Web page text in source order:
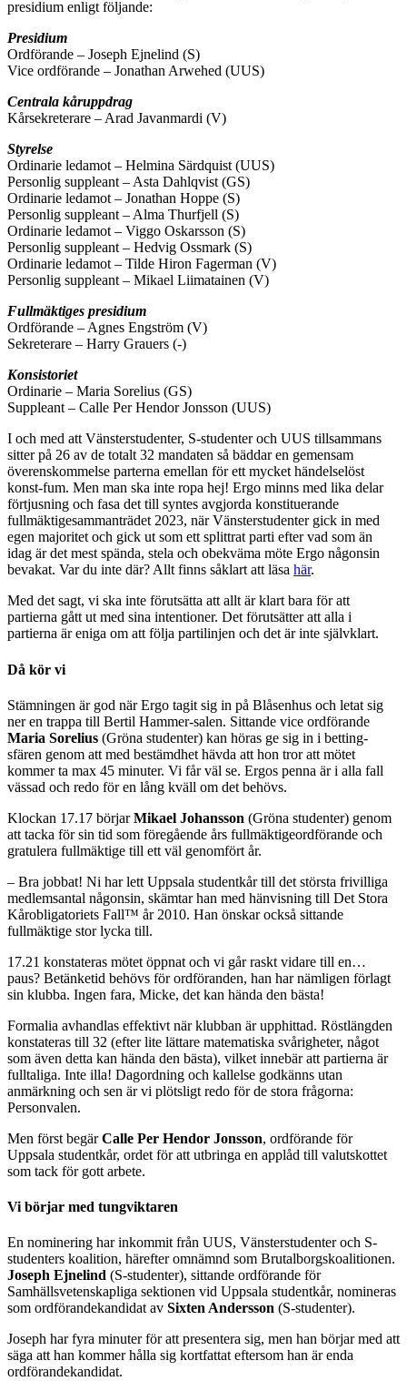
presidium enligt följande:
Presidium
Ordförande – Joseph Ejnelind (S)
Vice ordförande – Jonathan Arwehed (UUS)
Centrala kåruppdrag
Kårsekreterare – Arad Javanmardi (V)
Styrelse
Ordinarie ledamot – Helmina Särdquist (UUS)
Personlig suppleant – Asta Dahlqvist (GS)
Ordinarie ledamot – Jonathan Hoppe (S)
Personlig suppleant – Alma Thurfjell (S)
Ordinarie ledamot – Viggo Oskarsson (S)
Personlig suppleant – Hedvig Ossmark (S)
Ordinarie ledamot – Tilde Hiron Fagerman (V)
Personlig suppleant – Mikael Liimatainen (V)
Fullmäktiges presidium
Ordförande – Agnes Engström (V)
Sekreterare – Harry Grauers (-)
Konsistoriet
Ordinarie – Maria Sorelius (GS)
Suppleant – Calle Per Hendor Jonsson (UUS)
I och med att Vänsterstudenter, S-studenter och UUS tillsammans
sitter på 26 av de totalt 32 mandaten så bäddar en gemensam
överenskommelse parterna emellan för ett mycket händelselöst
konst-fum. Men man ska inte ropa hej! Ergo minns med lika delar
förtjusning och fasa det till syntes avgjorda konstituerande
fullmäktigesammanträdet 2023, när Vänsterstudenter gick in med
egen majoritet och gick ut som ett splittrat parti efter vad som än
idag är det mest spända, stela och obekväma möte Ergo någonsin
bevakat. Var du inte där? Allt finns såklart att läsa här.
Med det sagt, vi ska inte förutsätta att allt är klart bara för att
partierna gått ut med sina intentioner. Det förutsätter att alla i
partierna är eniga om att följa partilinjen och det är inte självklart.
Då kör vi
Stämningen är god när Ergo tagit sig in på Blåsenhus och letat sig
ner en trappa till Bertil Hammer-salen. Sittande vice ordförande
Maria Sorelius (Gröna studenter) kan höras ge sig in i betting-
sfären genom att med bestämdhet hävda att hon tror att mötet
kommer ta max 45 minuter. Vi får väl se. Ergos penna är i alla fall
vässad och redo för en lång kväll om det behövs.
Klockan 17.17 börjarMikael Johansson (Gröna studenter) genom
att tacka för sin tid som föregående års fullmäktigeordförande och
gratulera fullmäktige till ett väl genomfört år.
– Bra jobbat! Ni har lett Uppsala studentkår till det största frivilliga
medlemsantal någonsin, skämtar han med hänvisning till Det Stora
Kårobligatoriets Fall™ år 2010. Han önskar också sittande
fullmäktige stor lycka till.
17.21 konstateras mötet öppnat och vi går raskt vidare till en…
paus? Betänketid behövs för ordföranden, han har nämligen förlagt
sin klubba. Ingen fara, Micke, det kan hända den bästa!
Formalia avhandlas effektivt när klubban är upphittad. Röstlängden
konstateras till 32 (efter lite lättare matematiska svårigheter, något
som även detta kan hända den bästa), vilket innebär att partierna är
fulltaliga. Inte illa! Dagordning och kallelse godkänns utan
anmärkning och sen är vi plötsligt redo för de stora frågorna:
Personvalen.
Men först begärCalle Per Hendor Jonsson, ordförande för
Uppsala studentkår, ordet för att utbringa en applåd till valutskottet
som tack för gott arbete.
Vi börjar med tungviktaren
En nominering har inkommit från UUS, Vänsterstudenter och S-
studenters koalition, härefter omnämnd som Brutalborgskoalitionen.
Joseph Ejnelind (S-studenter), sittande ordförande för
Samhällsvetenskapliga sektionen vid Uppsala studentkår, nomineras
som ordförandekandidat av Sixten Andersson (S-studenter).
Joseph har fyra minuter för att presentera sig, men han börjar med att
säga att han kommer hålla sig kortfattat eftersom han är enda
ordförandekandidat.